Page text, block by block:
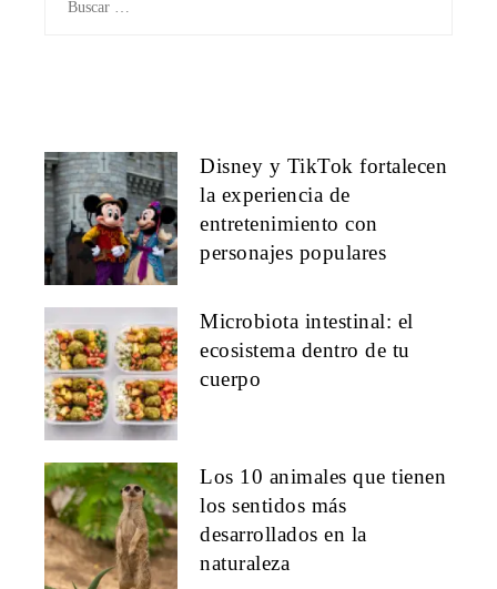
Disney y TikTok fortalecen
la experiencia de
entretenimiento con
personajes populares
Microbiota intestinal: el
ecosistema dentro de tu
cuerpo
Los 10 animales que tienen
los sentidos más
desarrollados en la
naturaleza